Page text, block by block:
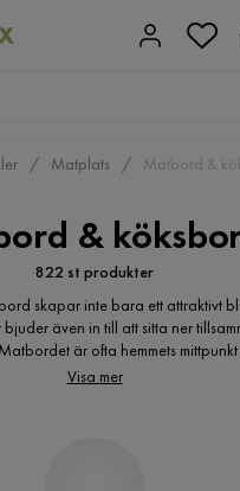
Matplats Matbord &
&
822 st produkter
skapar inte bara ett attraktivt
bjuder även in till att sitta ner
är ofta hemmets
spel och samlar alla sina vänner.
Visa mer